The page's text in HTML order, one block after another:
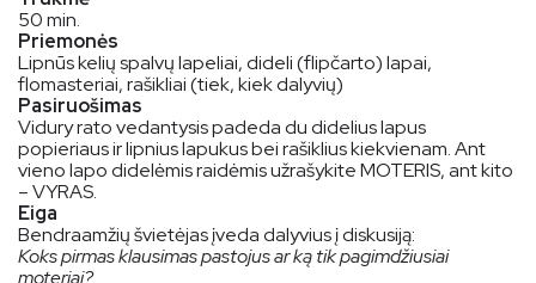
50 min.
Priemonės
Lipnūs kelių spalvų lapeliai, dideli (flipčarto) lapai,
flomasteriai, rašikliai (tiek, kiek dalyvių)
Pasiruošimas
Vidury rato vedantysis padeda du didelius lapus
popieriaus ir lipnius lapukus bei rašiklius kiekvienam. Ant
vieno lapo didelėmis raidėmis užrašykite MOTERIS, ant kito
– VYRAS.
Eiga
Bendraamžių švietėjas įveda dalyvius į diskusiją:
Koks pirmas klausimas pastojus ar ką tik pagimdžiusiai
moteriai?